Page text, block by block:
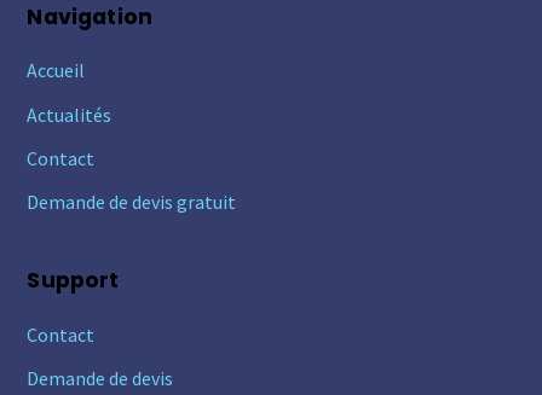
Navigation
Accueil
Actualités
Contact
Demande de devis gratuit
Support
Contact
Demande de devis